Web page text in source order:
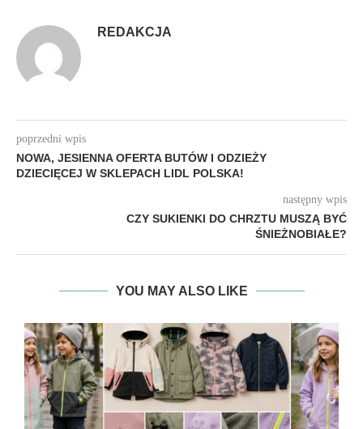
REDAKCJA
poprzedni wpis
NOWA, JESIENNA OFERTA BUTÓW I ODZIEŻY
DZIECIĘCEJ W SKLEPACH LIDL POLSKA!
następny wpis
CZY SUKIENKI DO CHRZTU MUSZĄ BYĆ
ŚNIEŻNOBIAŁE?
YOU MAY ALSO LIKE